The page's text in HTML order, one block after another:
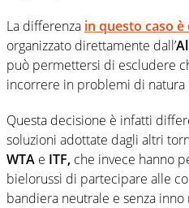
La differenza in questo caso è
organizzato direttamente dall’
può permettersi di escludere
incorrere in problemi di natura
Questa decisione è infatti
soluzioni adottate dagli altri
WTA e ITF, che invece hanno
bielorussi di partecipare alle
bandiera neutrale e senza inno